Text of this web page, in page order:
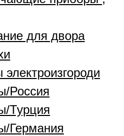
для двора
Россия
Турция
Германия